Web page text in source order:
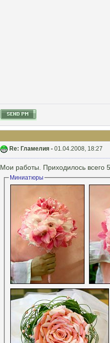
Re: Гламелия - 01.04.2008, 18:27
Мои работы. Приходилось всего
Миниатюры